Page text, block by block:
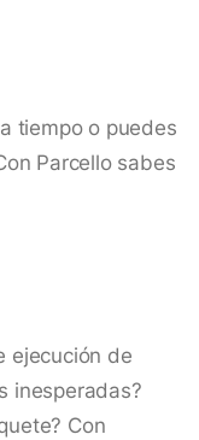
tiempo o puedes
Parcello sabes
ejecución de
inesperadas?
Con